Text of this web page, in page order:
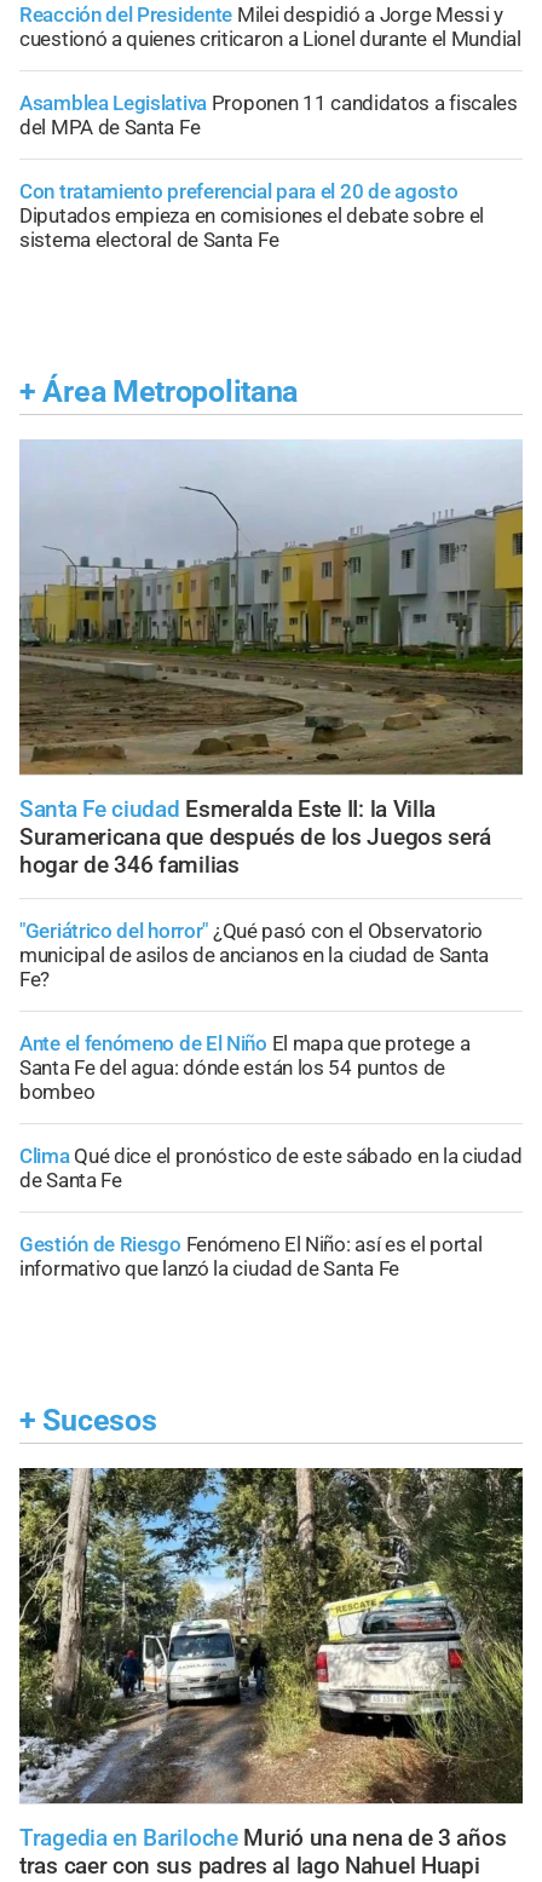
Reacción del Presidente Milei despidió a Jorge Messi y
cuestionó a quienes criticaron a Lionel durante el Mundial
Asamblea Legislativa Proponen 11 candidatos a fiscales
del MPA de Santa Fe
Con tratamiento preferencial para el 20 de agosto
Diputados empieza en comisiones el debate sobre el
sistema electoral de Santa Fe
+ Área Metropolitana
Santa Fe ciudad Esmeralda Este II: la Villa
Suramericana que después de los Juegos será
hogar de 346 familias
"Geriátrico del horror" ¿Qué pasó con el Observatorio
municipal de asilos de ancianos en la ciudad de Santa
Fe?
Ante el fenómeno de El Niño El mapa que protege a
Santa Fe del agua: dónde están los 54 puntos de
bombeo
Clima Qué dice el pronóstico de este sábado en la ciudad
de Santa Fe
Gestión de Riesgo Fenómeno El Niño: así es el portal
informativo que lanzó la ciudad de Santa Fe
+ Sucesos
Tragedia en Bariloche Murió una nena de 3 años
tras caer con sus padres al lago Nahuel Huapi